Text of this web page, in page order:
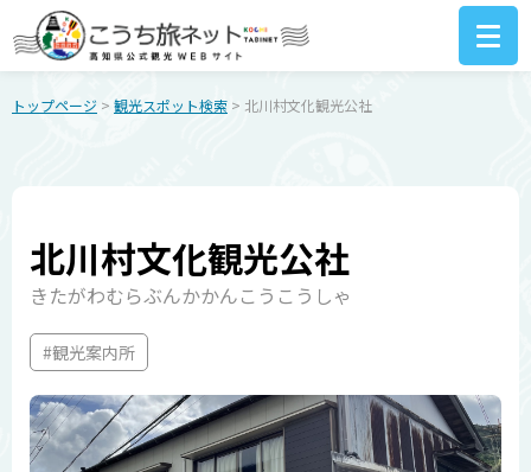
トップページ > 観光スポット検索 > 北川村文化観光公社
北川村文化観光公社
きたがわむらぶんかかんこうこうしゃ
#観光案内所